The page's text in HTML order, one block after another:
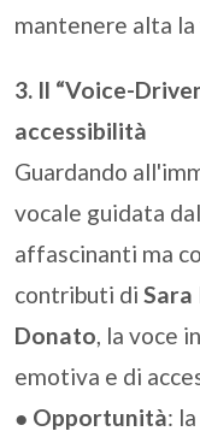
mantenere alta la
3. Il “Voice-
accessibilità
Guardando
vocale guidata
affascinanti ma
contributi di Sara
Donato, la voce
emotiva e di
● Opportunità: